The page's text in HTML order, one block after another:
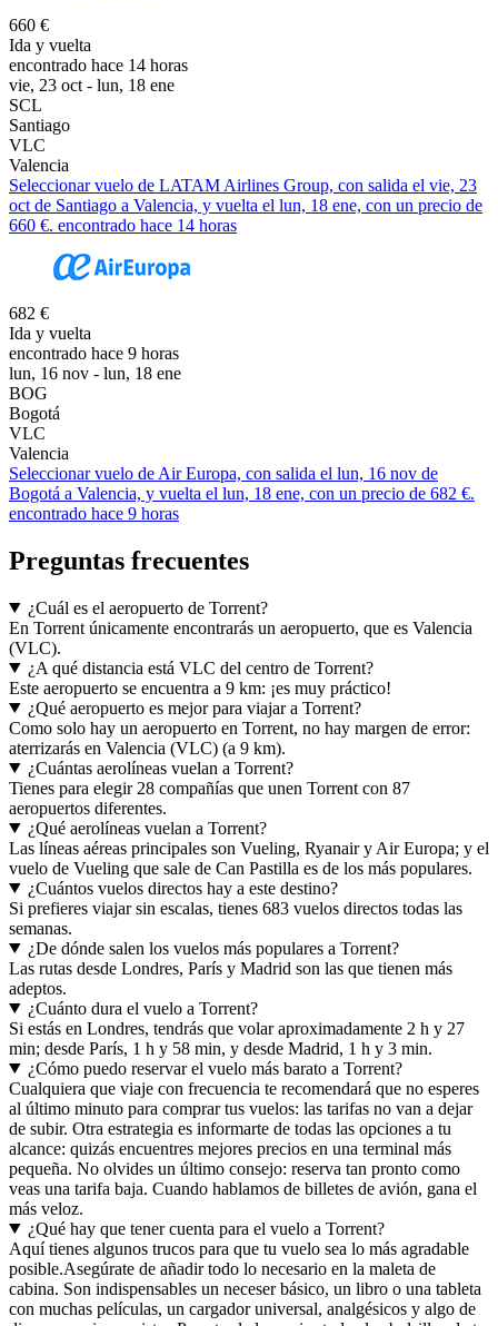
660 €
Ida y vuelta
encontrado hace 14 horas
vie, 23 oct - lun, 18 ene
SCL
Santiago
VLC
Valencia
Seleccionar vuelo de LATAM Airlines Group, con salida el vie, 23
oct de Santiago a Valencia, y vuelta el lun, 18 ene, con un precio de
660 €. encontrado hace 14 horas
682 €
Ida y vuelta
encontrado hace 9 horas
lun, 16 nov - lun, 18 ene
BOG
Bogotá
VLC
Valencia
Seleccionar vuelo de Air Europa, con salida el lun, 16 nov de
Bogotá a Valencia, y vuelta el lun, 18 ene, con un precio de 682 €.
encontrado hace 9 horas
Preguntas frecuentes
¿Cuál es el aeropuerto de Torrent?
En Torrent únicamente encontrarás un aeropuerto, que es Valencia
(VLC).
¿A qué distancia está VLC del centro de Torrent?
Este aeropuerto se encuentra a 9 km: ¡es muy práctico!
¿Qué aeropuerto es mejor para viajar a Torrent?
Como solo hay un aeropuerto en Torrent, no hay margen de error:
aterrizarás en Valencia (VLC) (a 9 km).
¿Cuántas aerolíneas vuelan a Torrent?
Tienes para elegir 28 compañías que unen Torrent con 87
aeropuertos diferentes.
¿Qué aerolíneas vuelan a Torrent?
Las líneas aéreas principales son Vueling, Ryanair y Air Europa; y el
vuelo de Vueling que sale de Can Pastilla es de los más populares.
¿Cuántos vuelos directos hay a este destino?
Si prefieres viajar sin escalas, tienes 683 vuelos directos todas las
semanas.
¿De dónde salen los vuelos más populares a Torrent?
Las rutas desde Londres, París y Madrid son las que tienen más
adeptos.
¿Cuánto dura el vuelo a Torrent?
Si estás en Londres, tendrás que volar aproximadamente 2 h y 27
min; desde París, 1 h y 58 min, y desde Madrid, 1 h y 3 min.
¿Cómo puedo reservar el vuelo más barato a Torrent?
Cualquiera que viaje con frecuencia te recomendará que no esperes
al último minuto para comprar tus vuelos: las tarifas no van a dejar
de subir. Otra estrategia es informarte de todas las opciones a tu
alcance: quizás encuentres mejores precios en una terminal más
pequeña. No olvides un último consejo: reserva tan pronto como
veas una tarifa baja. Cuando hablamos de billetes de avión, gana el
más veloz.
¿Qué hay que tener cuenta para el vuelo a Torrent?
Aquí tienes algunos trucos para que tu vuelo sea lo más agradable
posible.Asegúrate de añadir todo lo necesario en la maleta de
cabina. Son indispensables un neceser básico, un libro o una tableta
con muchas películas, un cargador universal, analgésicos y algo de